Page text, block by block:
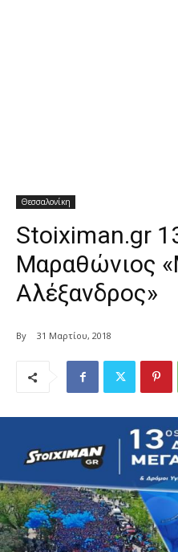
Θεσσαλονίκη
Stoiximan.gr
Μαραθώνιος
Αλέξανδρος»
By 31 Μαρτίου, 2018